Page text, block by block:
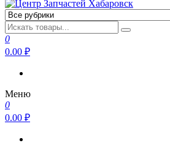
Центр Запчастей Хабаровск
Запчасти для авто,
Хабаровск
0
0.00 ₽
Меню
0
0.00 ₽